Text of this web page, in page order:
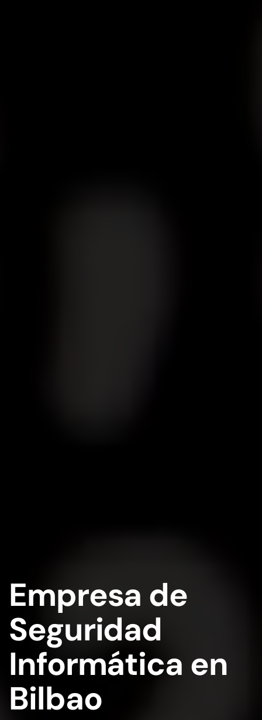
Empresa de
Seguridad
Informática en
Bilbao